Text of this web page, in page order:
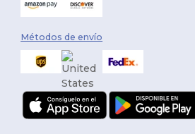
Métodos de envío